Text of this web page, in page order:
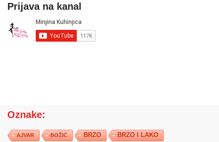
Prijava na kanal
Oznake:
AJVAR BOŽIĆ BRZO BRZO I LAKO